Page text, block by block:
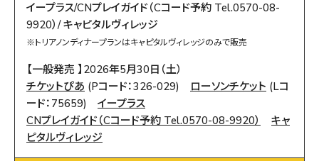
イープラス/CNプレイガイド（Cコード予約 Tel.0570-08-
9920）/ キャピタルヴィレッジ
※トリアノンディナープランはキャピタルヴィレッジのみで販売
【一般発売 】2026年5月30日（土）
チケットぴあ (Pコード：326-029) ローソンチケット (Lコ
ード：75659) イープラス
CNプレイガイド（Cコード予約 Tel.0570-08-9920）
キャ
ピタルヴィレッジ